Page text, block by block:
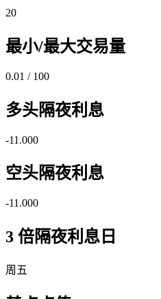
20
最小/最大交易量
0.01 / 100
多头隔夜利息
-11.000
空头隔夜利息
-11.000
3 倍隔夜利息日
周五